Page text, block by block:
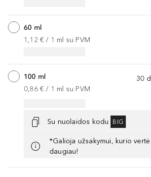
60 ml
1,12 € / 1 ml su PVM
30
100 ml
0,86 € / 1 ml su PVM
Su nuolaidos kodu BIG
*Galioja užsakymui, kurio
daugiau!